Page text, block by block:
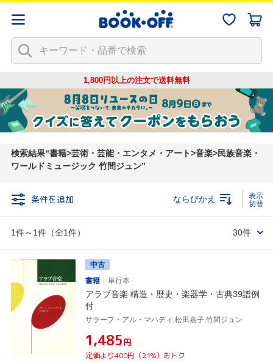
1,800円以上の注文で送料無料
検索結果 書籍>芸術・芸能・エンタメ・アート>音楽>民族音楽・
ワールドミュージック 竹間ジュン
条件を追加
1件～1件（全1件）
ならびかえ
30件
中古
書籍
単行本
アラブ音楽 構造・歴史・楽器学・古典39譜例
付
サラーフ・アル・マハディ,松田嘉子,竹間ジュン
¥1,485円
定価より400円（21%）おトク